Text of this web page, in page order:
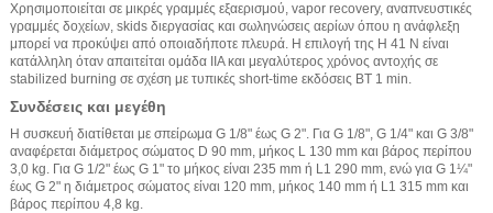
Χρησιμοποιείται σε μικρές γραμμές εξαερισμού, vapor recovery, αναπνευστικές
γραμμές δοχείων, skids διεργασίας και σωληνώσεις αερίων όπου η ανάφλεξη
μπορεί να προκύψει από οποιαδήποτε πλευρά. Η επιλογή της H 41 N είναι
κατάλληλη όταν απαιτείται ομάδα IIA και μεγαλύτερος χρόνος αντοχής σε
stabilized burning σε σχέση με τυπικές short-time εκδόσεις BT 1 min.
Συνδέσεις και μεγέθη
Η συσκευή διατίθεται με σπείρωμα G 1/8" έως G 2". Για G 1/8", G 1/4" και G 3/8"
αναφέρεται διάμετρος σώματος D 90 mm, μήκος L 130 mm και βάρος περίπου
3,0 kg. Για G 1/2" έως G 1" το μήκος είναι 235 mm ή L1 290 mm, ενώ για G 1¼"
έως G 2" η διάμετρος σώματος είναι 120 mm, μήκος 140 mm ή L1 315 mm και
βάρος περίπου 4,8 kg.